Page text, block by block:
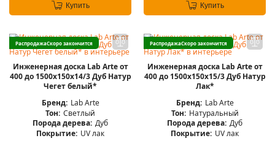
Купить Купить
РаспродажаСкоро закончится
Инженерная доска Lab Arte от
400 до 1500х150х14/3 Дуб Натур
Чегет белый*
Бренд: Lab Arte
Тон: Светлый
Порода дерева: Дуб
Покрытие: UV лак
РаспродажаСкоро закончится
Инженерная доска Lab Arte от
400 до 1500х150х15/3 Дуб Натур
Лак*
Бренд: Lab Arte
Тон: Натуральный
Порода дерева: Дуб
Покрытие: UV лак